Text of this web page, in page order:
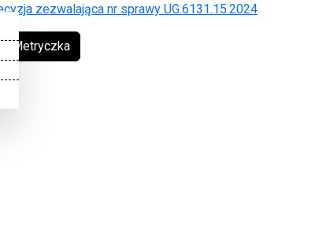
zezwalająca nr sprawy UG.6131.15.2024
Metryczka